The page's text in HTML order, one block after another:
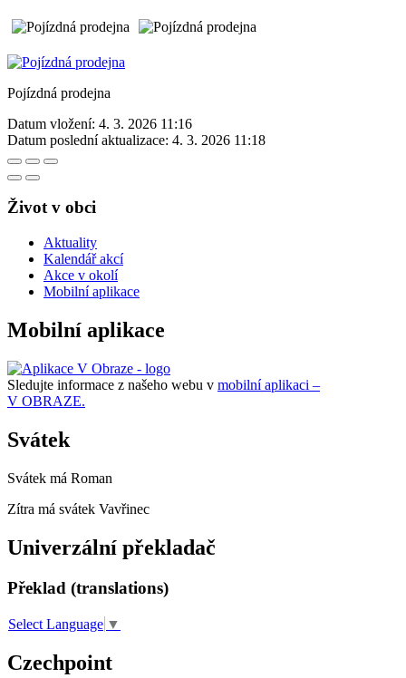
Pojízdná prodejna
Datum vložení: 4. 3. 2026 11:16
Datum poslední aktualizace: 4. 3. 2026 11:18
Život v obci
Aktuality
Kalendář akcí
Akce v okolí
Mobilní aplikace
Mobilní aplikace
Sledujte informace z našeho webu v mobilní aplikaci –
V OBRAZE.
Svátek
Svátek má Roman
Zítra má svátek Vavřinec
Univerzální překladač
Překlad (translations)
Select Language ▼
Czechpoint